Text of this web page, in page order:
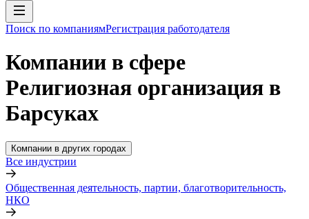
Поиск по компаниямРегистрация работодателя
Компании в сфере
Религиозная организация в
Барсуках
Компании в других городах
Все индустрии
Общественная деятельность, партии, благотворительность,
НКО